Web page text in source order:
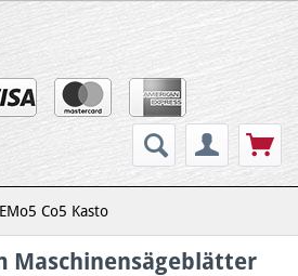
Co5 Kasto
Maschinensägeblätter